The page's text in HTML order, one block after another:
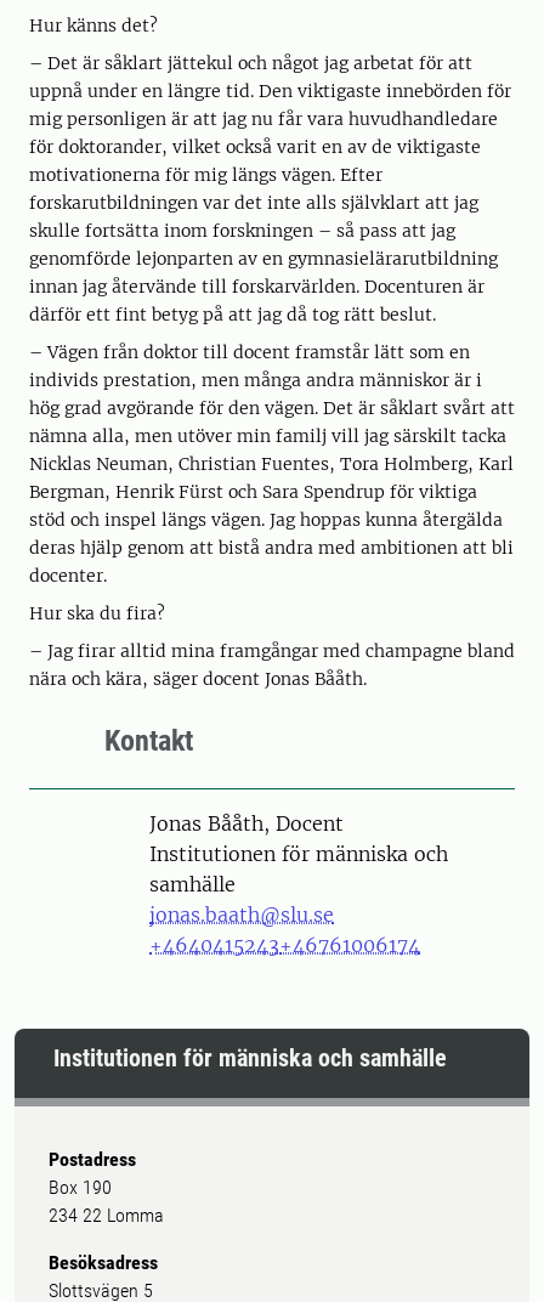
Hur känns det?
– Det är såklart jättekul och något jag arbetat för att
uppnå under en längre tid. Den viktigaste innebörden för
mig personligen är att jag nu får vara huvudhandledare
för doktorander, vilket också varit en av de viktigaste
motivationerna för mig längs vägen. Efter
forskarutbildningen var det inte alls självklart att jag
skulle fortsätta inom forskningen – så pass att jag
genomförde lejonparten av en gymnasielärarutbildning
innan jag återvände till forskarvärlden. Docenturen är
därför ett fint betyg på att jag då tog rätt beslut.
– Vägen från doktor till docent framstår lätt som en
individs prestation, men många andra människor är i
hög grad avgörande för den vägen. Det är såklart svårt att
nämna alla, men utöver min familj vill jag särskilt tacka
Nicklas Neuman, Christian Fuentes, Tora Holmberg, Karl
Bergman, Henrik Fürst och Sara Spendrup för viktiga
stöd och inspel längs vägen. Jag hoppas kunna återgälda
deras hjälp genom att bistå andra med ambitionen att bli
docenter.
Hur ska du fira?
– Jag firar alltid mina framgångar med champagne bland
nära och kära, säger docent Jonas Bååth.
Kontakt
PersonJonas Bååth, Docent
Institutionen för människa och
samhälle
jonas.baath@slu.se
+4640415243+46761006174
Institutionen för människa och samhälle
Postadress
Box 190
234 22 Lomma
Besöksadress
Slottsvägen 5